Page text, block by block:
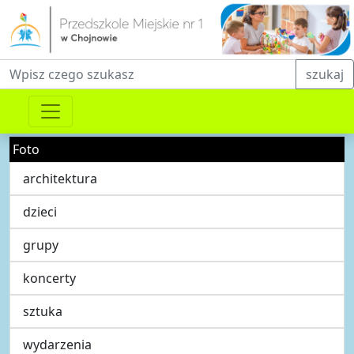
Fraza do wyszukiwania szukaj
Foto
architektura
dzieci
grupy
koncerty
sztuka
wydarzenia